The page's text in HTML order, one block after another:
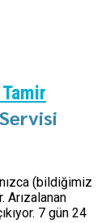
(bildiğimiz
7 gün 24